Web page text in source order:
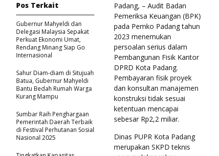
Padang, – Audit Badan
Pemeriksa Keuangan (BPK)
pada Pemko Padang tahun
2023 menemukan
persoalan serius dalam
Pembangunan Fisik Kantor
DPRD Kota Padang.
Pembayaran fisik proyek
dan konsultan manajemen
konstruksi tidak sesuai
ketentuan mencapai
sebesar Rp2,2 miliar.
Dinas PUPR Kota Padang
merupakan SKPD teknis
Pos Terkait
Gubernur Mahyeldi dan
Delegasi Malaysia Sepakat
Perkuat Ekonomi Umat,
Rendang Minang Siap Go
Internasional
Sahur Diam-diam di Situjuah
Batua, Gubernur Mahyeldi
Bantu Bedah Rumah Warga
Kurang Mampu
Sumbar Raih Penghargaan
Pemerintah Daerah Terbaik
di Festival Perhutanan Sosial
Nasional 2025